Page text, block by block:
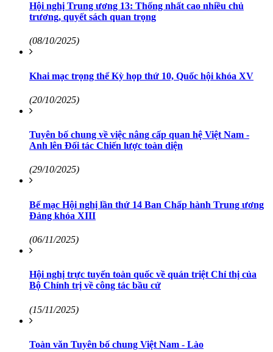
Hội nghị Trung ương 13: Thống nhất cao nhiều chủ
trương, quyết sách quan trọng
(08/10/2025)
Khai mạc trọng thể Kỳ họp thứ 10, Quốc hội khóa XV
(20/10/2025)
Tuyên bố chung về việc nâng cấp quan hệ Việt Nam -
Anh lên Đối tác Chiến lược toàn diện
(29/10/2025)
Bế mạc Hội nghị lần thứ 14 Ban Chấp hành Trung ương
Đảng khóa XIII
(06/11/2025)
Hội nghị trực tuyến toàn quốc về quán triệt Chỉ thị của
Bộ Chính trị về công tác bầu cử
(15/11/2025)
Toàn văn Tuyên bố chung Việt Nam - Lào